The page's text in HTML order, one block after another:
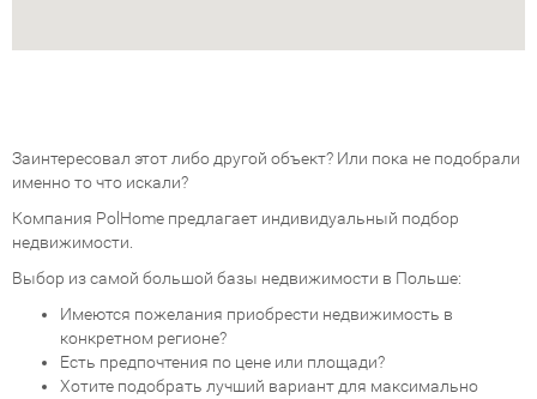
Заинтересовал этот либо другой объект? Или пока не подобрали
именно то что искали?
Компания PolHome предлагает индивидуальный подбор
недвижимости.
Выбор из самой большой базы недвижимости в Польше:
Имеются пожелания приобрести недвижимость в
конкретном регионе?
Есть предпочтения по цене или площади?
Хотите подобрать лучший вариант для максимально